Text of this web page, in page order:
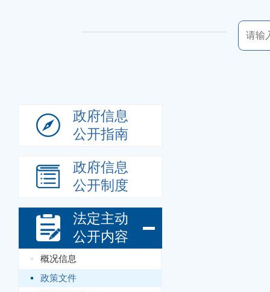
政府信息
公开指南
政府信息
公开制度
法定主动
公开内容
概况信息
政策文件